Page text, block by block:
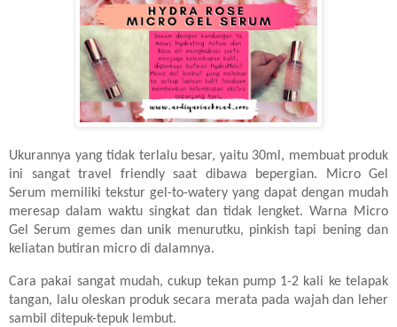
Ukurannya yang tidak terlalu besar, yaitu 30ml, membuat produk
ini sangat travel friendly saat dibawa bepergian. Micro Gel
Serum memiliki tekstur gel-to-watery yang dapat dengan mudah
meresap dalam waktu singkat dan tidak lengket. Warna Micro
Gel Serum gemes dan unik menurutku, pinkish tapi bening dan
keliatan butiran micro di dalamnya.
Cara pakai sangat mudah, cukup tekan pump 1-2 kali ke telapak
tangan, lalu oleskan produk secara merata pada wajah dan leher
sambil ditepuk-tepuk lembut.